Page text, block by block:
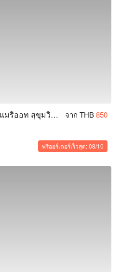
มรรคา เฮลท์แอนด์สปา (แมริออท สุขุมวิท 24) จาก THB850
พรีออร์เดอร์เร็วสุด: 08/10